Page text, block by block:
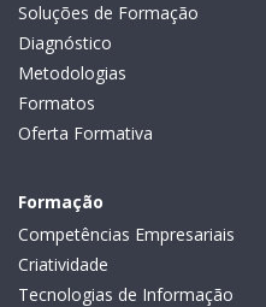
Soluções de Formação
Diagnóstico
Metodologias
Formatos
Oferta Formativa
Formação
Competências Empresariais
Criatividade
Tecnologias de Informação